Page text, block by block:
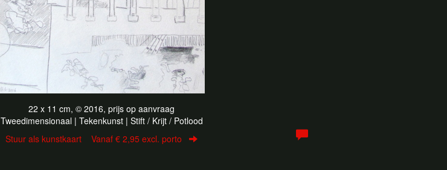
22 x 11 cm, © 2016, prijs op aanvraag
Tweedimensionaal | Tekenkunst | Stift / Krijt / Potlood
Stuur als kunstkaart Vanaf € 2,95 excl. porto